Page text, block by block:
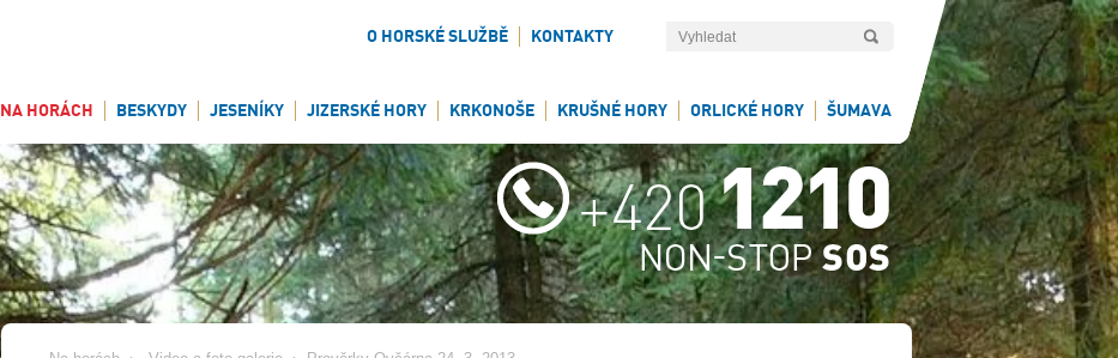
O HORSKÉ SLUŽBĚ KONTAKTY
NA HORÁCH BESKYDY JESENÍKY JIZERSKÉ HORY KRKONOŠE KRUŠNÉ HORY ORLICKÉ HORY ŠUMAVA